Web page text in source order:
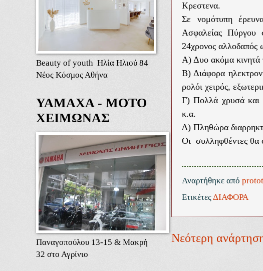
Κρεστενα.
Σε νομότυπη
Ασφαλείας Πύργου
24χρονος αλλοδαπός
Α) Δυο ακόμα κινητά
Β) Διάφορα
ρολόι χειρός,
Γ) Πολλά χρυσά και
κ.α.
Δ) Πληθώρα
Οι συλληφθέντες θα
Αναρτήθηκε από
ΕτικέτεςΔΙΑΦΟΡΑ
Νεότερη
Beauty of youth Ηλία Ηλιού 84
Νέος Κόσμος Αθήνα
ΥΑΜΑΧΑ - ΜΟΤΟ
ΧΕΙΜΩΝΑΣ
Παναγοπούλου 13-15 & Μακρή
32 στο Αγρίνιο